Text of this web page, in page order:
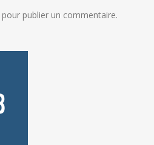
pour publier un commentaire.